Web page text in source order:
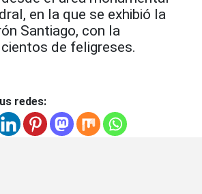
en la que se exhibió la
Santiago, con la
de feligreses.
redes: